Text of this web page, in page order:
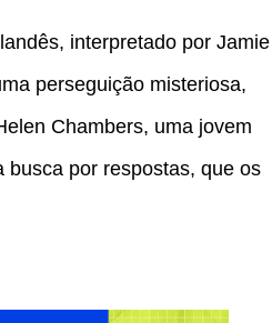
interpretado por Jamie
perseguição misteriosa,
Chambers, uma jovem
busca por respostas, que os